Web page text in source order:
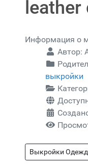
Информация о
Автор:
выкройки
Выкройки